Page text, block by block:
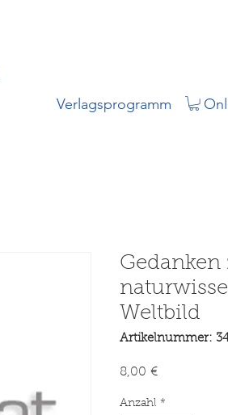
Verlagsprogramm
Weltbild
Artikelnummer:
8,00 €Preis
Anzahl *